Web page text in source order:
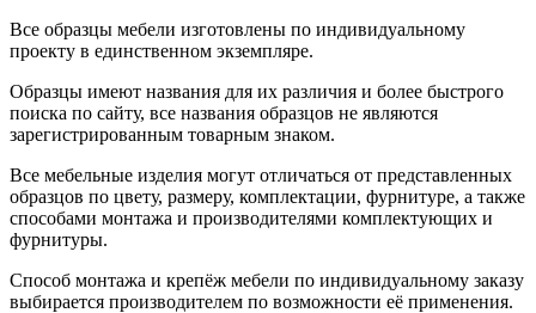
Все образцы мебели изготовлены по индивидуальному
проекту в единственном экземпляре.
Образцы имеют названия для их различия и более быстрого
поиска по сайту, все названия образцов не являются
зарегистрированным товарным знаком.
Все мебельные изделия могут отличаться от представленных
образцов по цвету, размеру, комплектации, фурнитуре, а также
способами монтажа и производителями комплектующих и
фурнитуры.
Способ монтажа и крепёж мебели по индивидуальному заказу
выбирается производителем по возможности её применения.